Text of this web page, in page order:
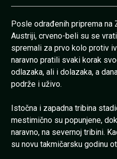
Posle odrađenih priprema na
Austriji, crveno-beli su se
spremali za prvo kolo protiv
naravno pratili svaki korak
odlazaka, ali i dolazaka, a
podrže i uživo.
Istočna i zapadna tribina
mestimično su popunjene,
naravno, na severnoj tribini.
su novu takmičarsku godinu